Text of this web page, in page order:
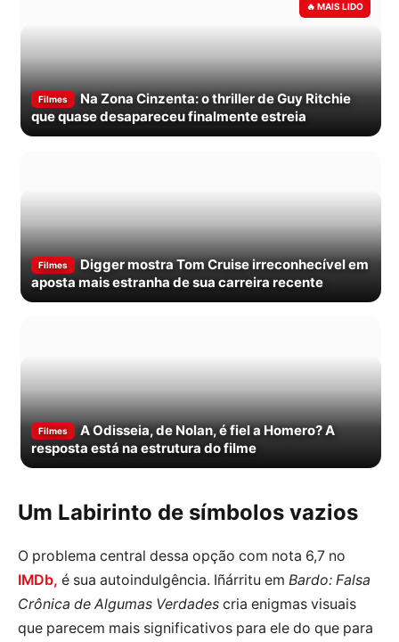
Filmes
Na Zona Cinzenta: o thriller de Guy Ritchie
que quase desapareceu finalmente estreia
Filmes
Digger mostra Tom Cruise irreconhecível em
aposta mais estranha de sua carreira recente
Filmes
A Odisseia, de Nolan, é fiel a Homero? A
resposta está na estrutura do filme
Um Labirinto de símbolos vazios
O problema central dessa opção com nota 6,7 no
IMDb, é sua autoindulgência. Iñárritu em Bardo: Falsa
Crônica de Algumas Verdades cria enigmas visuais
que parecem mais significativos para ele do que para